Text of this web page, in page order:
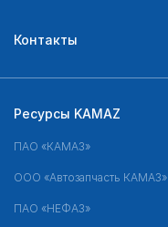
Контакты
Ресурсы KAMAZ
ПАО «КАМАЗ»
ООО «Автозапчасть КАМАЗ»
ПАО «НЕФАЗ»